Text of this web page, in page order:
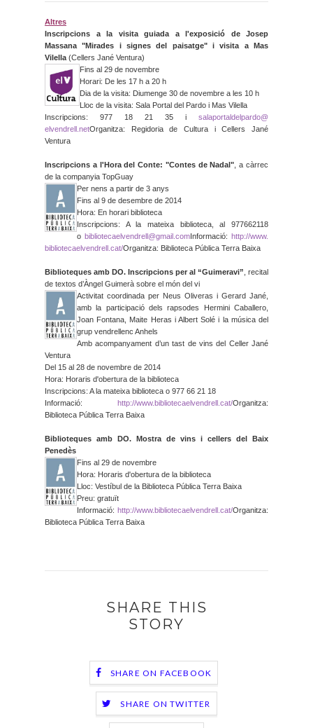
Altres
Inscripcions a la visita guiada a l'exposició de Josep
Massana "Mirades i signes del paisatge" i visita a Mas
Vilella (Cellers Jané Ventura)
Fins al 29 de novembre
Horari: De les 17 h a 20 h
Dia de la visita: Diumenge 30 de novembre a les 10 h
Lloc de la visita: Sala Portal del Pardo i Mas Vilella
Inscripcions: 977 18 21 35 i salaportaldelpardo@
elvendrell.netOrganitza: Regidoria de Cultura i Cellers Jané
Ventura
Inscripcions a l'Hora del Conte: "Contes de Nadal" , a càrrec
de la companyia TopGuay
Per nens a partir de 3 anys
Fins al 9 de desembre de 2014
Hora: En horari biblioteca
Inscripcions: A la mateixa biblioteca, al 977662118
o bibliotecaelvendrell@gmail. comInformació: http://www.
bibliotecaelvendrell.cat/Organitza: Biblioteca Pública Terra Baixa
Biblioteques amb DO. Inscripcions per al “Guimeravi” , recital
de textos d’Àngel Guimerà sobre el món del vi
Activitat coordinada per Neus Oliveras i Gerard Jané,
amb la participació dels rapsodes Hermini Caballero,
Joan Fontana, Maite Heras i Albert Solé i la música del
grup vendrellenc Anhels
Amb acompanyament d’un tast de vins del Celler Jané
Ventura
Del 15 al 28 de novembre de 2014
Hora: Horaris d'obertura de la biblioteca
Inscripcions: A la mateixa biblioteca o 977 66 21 18
Informació: http://www.bibliotecaelvendrell.cat/Organitza:
Biblioteca Pública Terra Baixa
Biblioteques amb DO. Mostra de vins i cellers del Baix
Penedès
Fins al 29 de novembre
Hora: Horaris d'obertura de la biblioteca
Lloc: Vestíbul de la Biblioteca Pública Terra Baixa
Preu: gratuït
Informació: http://www.bibliotecaelvendrell.cat/Organitza:
Biblioteca Pública Terra Baixa
SHARE THIS
STORY
SHARE ON FACEBOOK
SHARE ON TWITTER